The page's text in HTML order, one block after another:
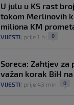
U julu u KS rast
tokom Merlinovih
miliona KM
VIJESTI prije 1 h 0
Soreca: Zahtjev za
važan korak BiH
VIJESTI prije 43 min 0